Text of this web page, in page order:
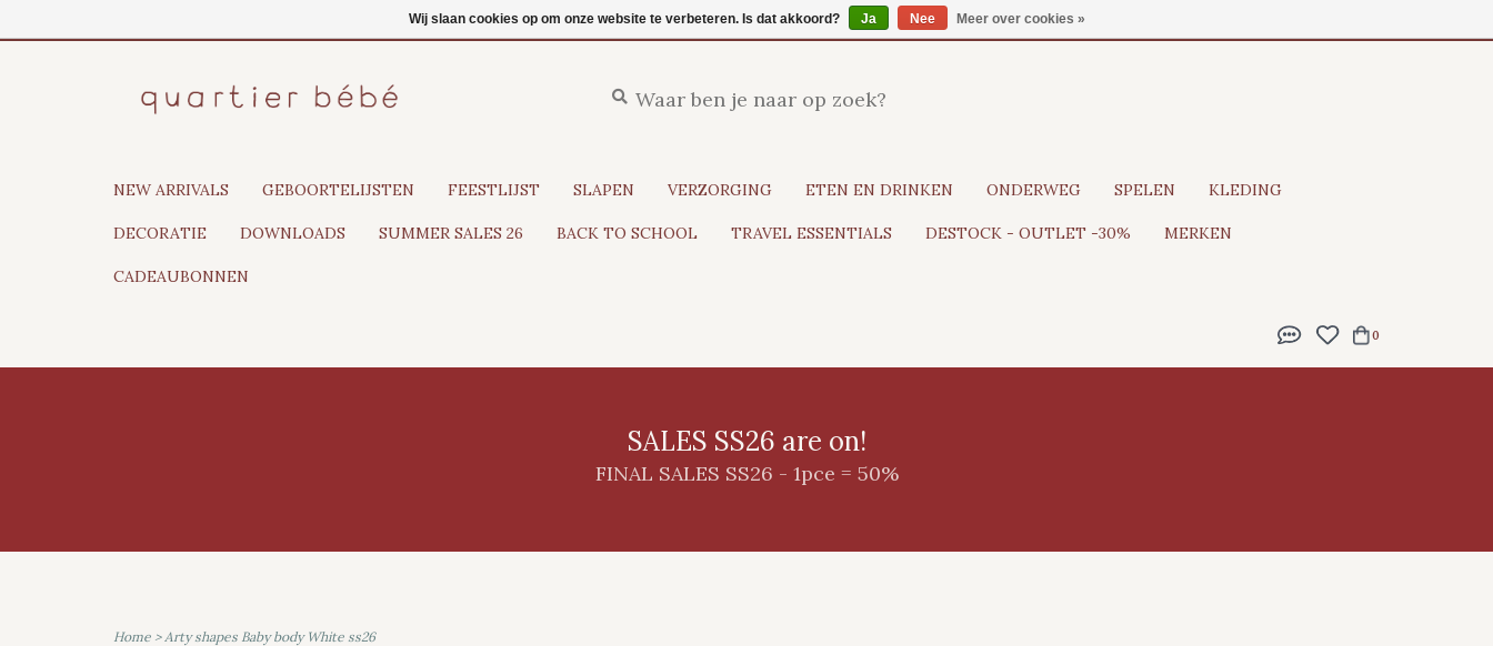
NEW ARRIVALS GEBOORTELIJSTEN FEESTLIJST SLAPEN VERZORGING ETEN EN DRINKEN ONDERWEG SPELEN KLEDING
DECORATIE DOWNLOADS SUMMER SALES 26 BACK TO SCHOOL TRAVEL ESSENTIALS DESTOCK - OUTLET -30% MERKEN
CADEAUBONNEN
0
SALES SS26 are on!
FINAL SALES SS26 - 1pce = 50%
Home >Arty shapes Baby body White ss26
Wij slaan cookies op om onze website te verbeteren. Is dat akkoord? Ja Nee Meer over cookies »